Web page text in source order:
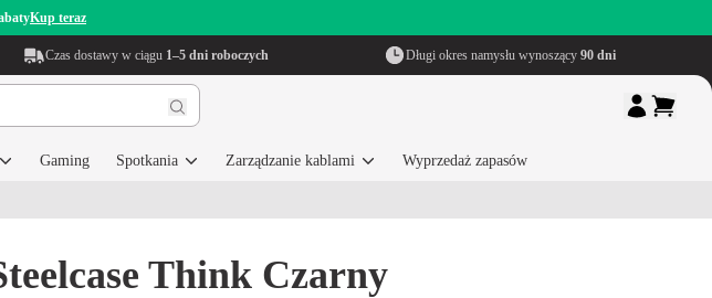
Kup teraz
Czas dostawy w ciągu 1–5 dni roboczych Długi okres namysłu wynoszący 90 dni
Gaming Spotkania Zarządzanie kablami Wyprzedaż zapasów
Think Czarny